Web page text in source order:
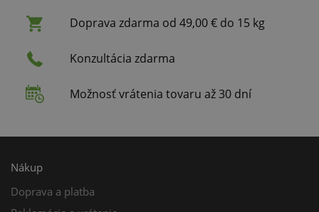
Doprava zdarma od 49,00 € do 15 kg
Konzultácia zdarma
Možnosť vrátenia tovaru až 30 dní
Nákup
Doprava a platba